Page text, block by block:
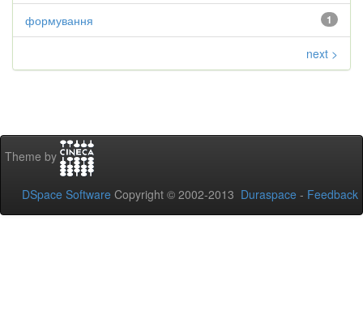
1
формування
next >
Theme by
DSpace Software Copyright © 2002-2013 Duraspace - Feedback